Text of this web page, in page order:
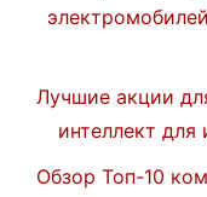
Лучшие акции
интеллект для
Обзор Топ-10